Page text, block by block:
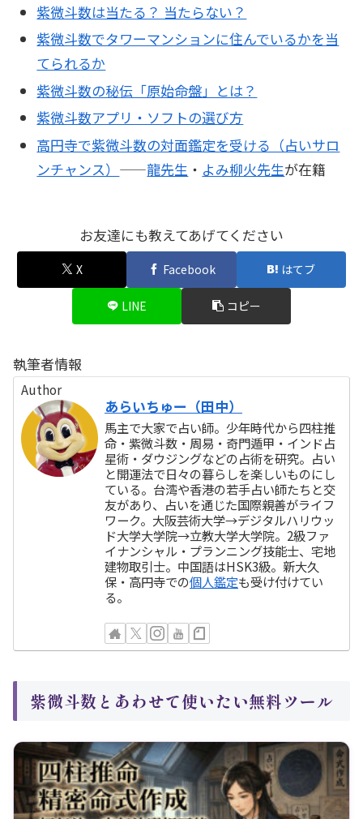
紫微斗数は当たる？ 当たらない？
紫微斗数でタワーマンションに住んでいるかを当
てられるか
紫微斗数の秘伝「原始命盤」とは？
紫微斗数アプリ・ソフトの選び方
高円寺で紫微斗数の対面鑑定を受ける（占いサロ
ンチャンス） ——龍先生 ・ よみ柳火先生が在籍
お友達にも教えてあげてください
X Facebook はてブ
LINE コピー
執筆者情報
Author
あらいちゅー（田中）
馬主で大家で占い師。少年時代から四柱推
命・紫微斗数・周易・奇門遁甲・インド占
星術・ダウジングなどの占術を研究。占い
と開運法で日々の暮らしを楽しいものにし
ている。台湾や香港の若手占い師たちと交
友があり、占いを通じた国際親善がライフ
ワーク。大阪芸術大学→デジタルハリウッ
ド大学大学院→立教大学大学院。2級ファ
イナンシャル・プランニング技能士、宅地
建物取引士。中国語はHSK3級。新大久
保・高円寺での個人鑑定も受け付けてい
る。
紫微斗数とあわせて使いたい無料ツール